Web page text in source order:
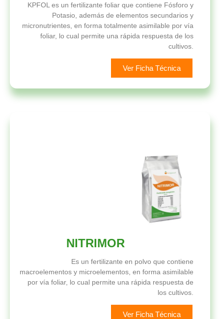
KPFOL es un fertilizante foliar que contiene Fósforo y
Potasio, además de elementos secundarios y
micronutrientes, en forma totalmente asimilable por vía
foliar, lo cual permite una rápida respuesta de los
cultivos.
Ver Ficha Técnica
NITRIMOR
Es un fertilizante en polvo que contiene
macroelementos y microelementos, en forma asimilable
por vía foliar, lo cual permite una rápida respuesta de
los cultivos.
Ver Ficha Técnica